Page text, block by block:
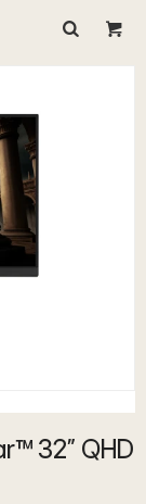
32" QHD